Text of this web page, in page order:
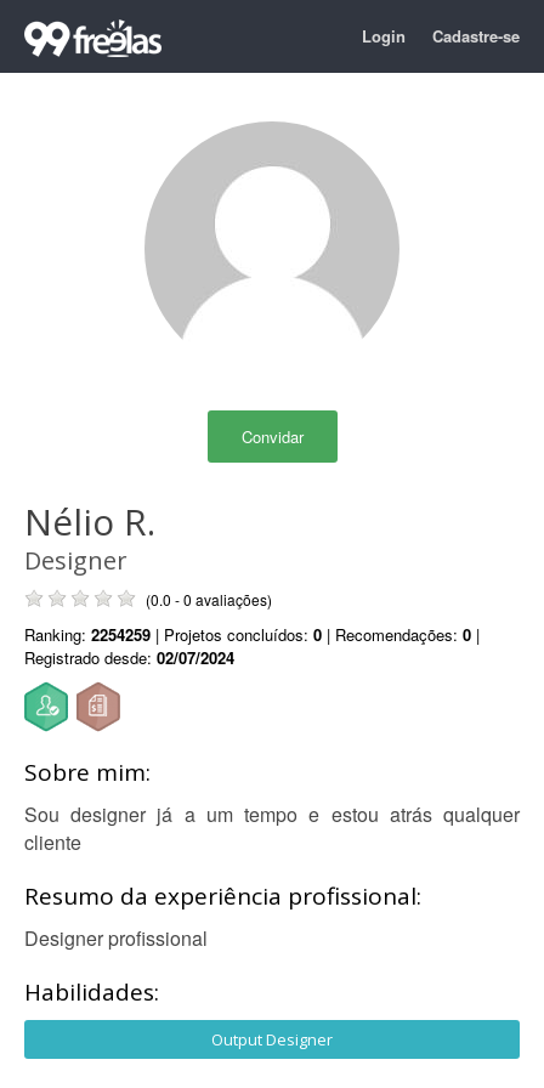
Login Cadastre-se
Convidar
Nélio R.
Designer
(0.0 - 0 avaliações)
Ranking: 2254259 | Projetos concluídos: 0 | Recomendações: 0 |
Registrado desde: 02/07/2024
Sobre mim:
Sou designer já a um tempo e estou atrás qualquer
cliente
Resumo da experiência profissional:
Designer profissional
Habilidades:
Output Designer